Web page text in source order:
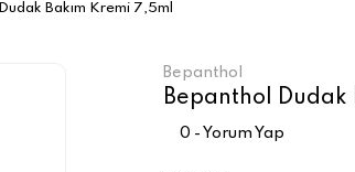
Bakım Kremi 7,5ml
Bepanthol
Bepanthol Dudak
0 - Yorum Yap